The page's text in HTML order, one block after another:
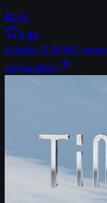
฿229
4.88
ขายแล้ว11.7K167views
ดูรายละเอียด